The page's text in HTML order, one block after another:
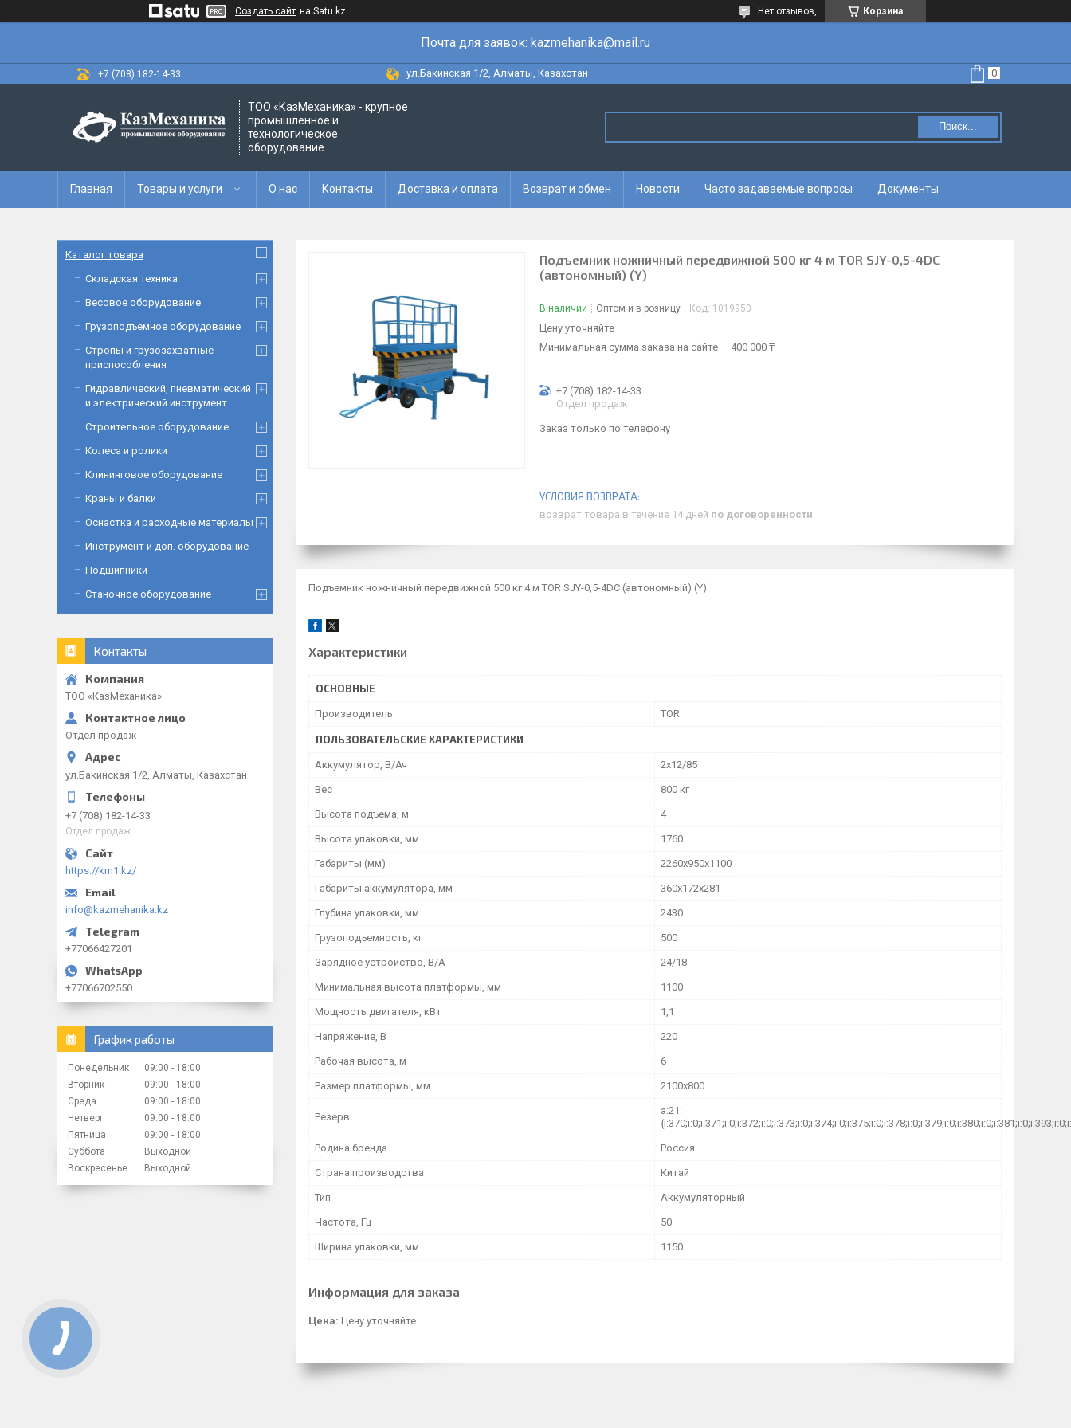
Создать сайт на Satu.kz Корзина
Нет отзывов,
Почта для заявок: kazmehanika@mail.ru
+7 (708) 182-14-33 ул.Бакинская 1/2, Алматы, Казахстан
ТОО «‎КазМеханика» - крупное
промышленное и
технологическое
оборудование
Поиск...
Главная Товары и услуги О нас Контакты Доставка и оплата Возврат и обмен Новости Часто задаваемые вопросы Документы
Подъемник ножничный передвижной 500 кг 4 м TOR SJY-0,5-4DC
(автономный) (Y)
В наличии Оптом и в розницу Код: 1019950
Цену уточняйте
Минимальная сумма заказа на сайте — 400 000 ₸
+7 (708) 182-14-33
Отдел продаж
Заказ только по телефону
возврат товара в течение 14 дней по договоренности
Подъемник ножничный передвижной 500 кг 4 м TOR SJY-0,5-4DC (автономный) (Y)
Характеристики
ОСНОВНЫЕ
Производитель TOR
ПОЛЬЗОВАТЕЛЬСКИЕ ХАРАКТЕРИСТИКИ
Аккумулятор, В/Ач 2х12/85
Вес 800 кг
Высота подъема, м 4
Высота упаковки, мм 1760
Габариты (мм) 2260х950х1100
Габариты аккумулятора, мм 360х172х281
Глубина упаковки, мм 2430
Грузоподъемность, кг 500
Зарядное устройство, В/А 24/18
Минимальная высота платформы, мм 1100
Мощность двигателя, кВт 1,1
Напряжение, В 220
Рабочая высота, м 6
Размер платформы, мм 2100х800
Резерв
a:21:
Родина бренда Россия
Страна производства Китай
Тип Аккумуляторный
Частота, Гц 50
Ширина упаковки, мм 1150
Информация для заказа
Цена: Цену уточняйте
Каталог товара
Складская техника
Весовое оборудование
Грузоподъемное оборудование
Стропы и грузозахватные
приспособления
Гидравлический, пневматический
и электрический инструмент
Строительное оборудование
Колеса и ролики
Клининговое оборудование
Краны и балки
Оснастка и расходные материалы
Инструмент и доп. оборудование
Подшипники
Станочное оборудование
Контакты
ТОО «‎КазМеханика»
Отдел продаж
ул.Бакинская 1/2, Алматы, Казахстан
+7 (708) 182-14-33
Отдел продаж
https://km1.kz/
info@kazmehanika.kz
+77066427201
+77066702550
График работы
Понедельник 09:00
18:00
Вторник
09:00
18:00
Среда
09:00
18:00
Четверг
09:00
18:00
Пятница
09:00
18:00
Суббота
Выходной
Воскресенье
Выходной